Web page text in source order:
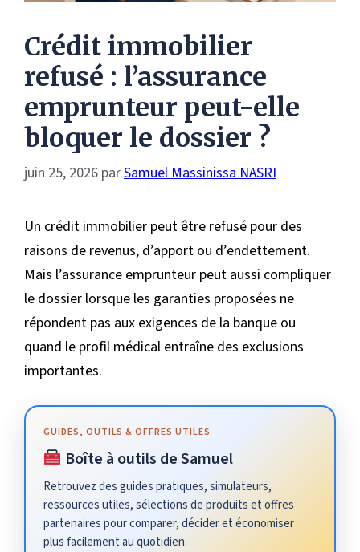
Crédit immobilier
refusé : l’assurance
emprunteur peut-elle
bloquer le dossier ?
juin 25, 2026 parSamuel Massinissa NASRI
Un crédit immobilier peut être refusé pour des
raisons de revenus, d’apport ou d’endettement.
Mais l’assurance emprunteur peut aussi compliquer
le dossier lorsque les garanties proposées ne
répondent pas aux exigences de la banque ou
quand le profil médical entraîne des exclusions
importantes.
GUIDES, OUTILS & OFFRES UTILES
Boîte à outils de Samuel
Retrouvez des guides pratiques, simulateurs,
ressources utiles, sélections de produits et offres
partenaires pour comparer, décider et économiser
plus facilement au quotidien.